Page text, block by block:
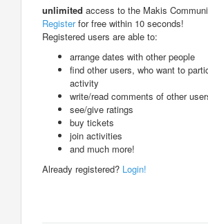
unlimited access to the Makis
Registerfor free within 10 seconds!
Registered users are able to:
arrange dates with other people
find other users, who want to
activity
write/read comments of other
see/give ratings
buy tickets
join activities
and much more!
Already registered? Login!